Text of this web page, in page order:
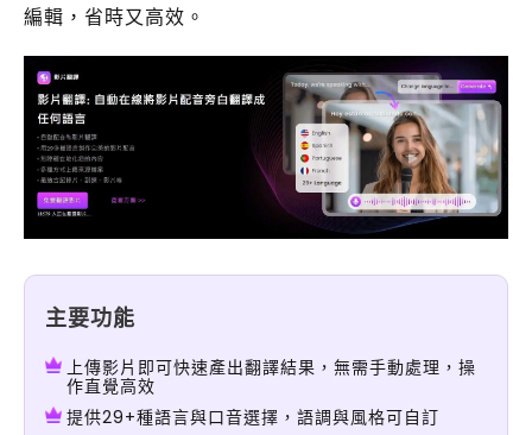
編輯，省時又高效。
主要功能
上傳影片即可快速產出翻譯結果，無需手動處理，操
作直覺高效
提供29+種語言與口音選擇，語調與風格可自訂